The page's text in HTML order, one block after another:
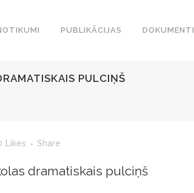
PUBLIKĀCIJAS DOKUMENTI
PULCIŅŠ
Likes Share
dramatiskais pulciņš